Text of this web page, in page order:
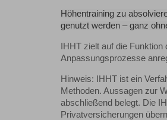
Höhentraining zu
genutzt werden – ganz
IHHT zielt auf die
Anpassungsprozesse
Hinweis: IHHT ist ein
Methoden. Aussagen zur
abschließend belegt. Die
Privatversicherungen